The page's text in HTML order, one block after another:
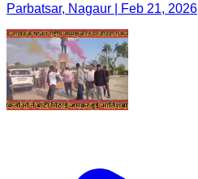
Parbatsar, Nagaur | Feb 21, 2026